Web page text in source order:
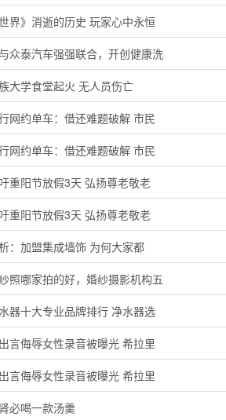
界》消逝的历史 玩家心中永恒
众泰汽车强强联合，开创健康洗
大学食堂起火 无人员伤亡
网约单车：借还难题破解 市民
网约单车：借还难题破解 市民
重阳节放假3天 弘扬尊老敬老
重阳节放假3天 弘扬尊老敬老
：加盟集成墙饰 为何大家都
照哪家拍的好，婚纱摄影机构五
器十大专业品牌排行 净水器选
言侮辱女性录音被曝光 希拉里
言侮辱女性录音被曝光 希拉里
必喝一款汤羹